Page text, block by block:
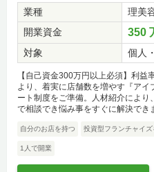
業種
理美
開業資金
350
対象 個人
【自己資金300万円以上必須】利
より、着実に店舗数を増やす『ア
ート制度をご準備。人材紹介によ
で相談でき悩み事をすぐに解決でき
自分のお店を持つ 投資型フランチャイ
1人で開業